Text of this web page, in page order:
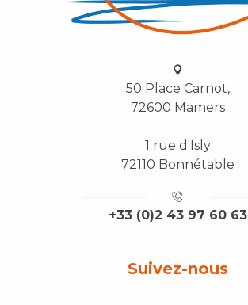
50 Place Carnot,
72600 Mamers
1 rue d'Isly
72110 Bonnétable
+33 (0)2 43 97 60 63
Suivez-nous